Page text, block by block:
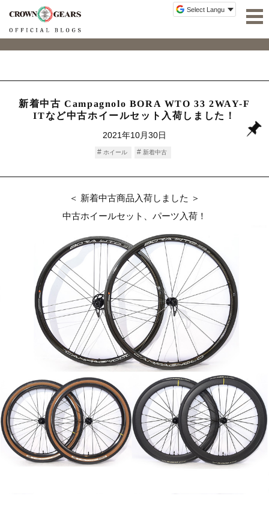
新着中古 Campagnolo BORA WTO 33 2WAY-F
ITなど中古ホイールセット入荷しました！
2021年10月30日
ホイール 新着中古
＜ 新着中古商品入荷しました ＞
中古ホイールセット、パーツ入荷！